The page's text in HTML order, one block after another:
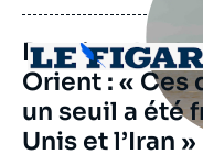
journal,
revue
ou
émission
Logo
Reprise des
Orient : « Ces
un seuil a été
Unis et l’Iran »